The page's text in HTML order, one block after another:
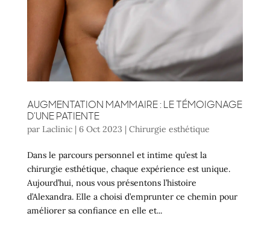
AUGMENTATION MAMMAIRE : LE TÉMOIGNAGE
D’UNE PATIENTE
par Laclinic| 6 Oct 2023 | Chirurgie esthétique
Dans le parcours personnel et intime qu’est la
chirurgie esthétique, chaque expérience est unique.
Aujourd’hui, nous vous présentons l’histoire
d’Alexandra. Elle a choisi d’emprunter ce chemin pour
améliorer sa confiance en elle et...